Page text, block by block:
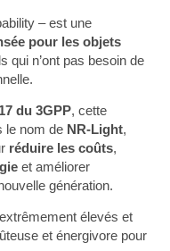
– est une
pour les objets
qui n’ont pas besoin de
du 3GPP, cette
le nom de NR‑Light,
réduire les coûts,
et améliorer
génération.
élevés et
et énergivore pour